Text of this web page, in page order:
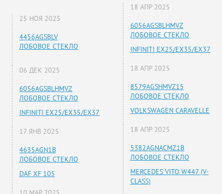
25 НОЯ 2025
4456AGSBLV
ЛОБОВОЕ СТЕКЛО
06 ДЕК 2025
6056AGSBLHMVZ
ЛОБОВОЕ СТЕКЛО
INFINITI EX25/EX35/EX37
17 ЯНВ 2025
4635AGN1B
ЛОБОВОЕ СТЕКЛО
DAF XF 105
18 АПР 2025
6056AGSBLHMVZ
ЛОБОВОЕ СТЕКЛО
INFINITI EX25/EX35/EX37
18 АПР 2025
8579AGSHMVZ15
ЛОБОВОЕ СТЕКЛО
VOLKSWAGEN CARAVELLE
18 АПР 2025
5382AGNACMZ1B
ЛОБОВОЕ СТЕКЛО
MERCEDES VITO W447 (V-
CLASS)